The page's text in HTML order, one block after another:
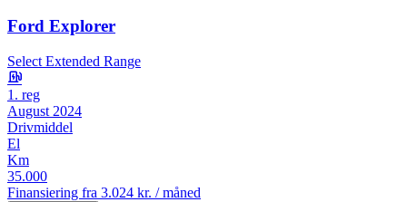
Ford Explorer
Select Extended Range
1. reg
August 2024
Drivmiddel
El
Km
35.000
Finansiering fra 3.024 kr. / måned